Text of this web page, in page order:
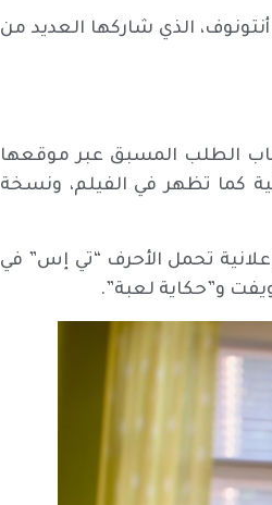
الذي شاركها العديد من
الطلب المسبق عبر موقعها
كما تظهر في الفيلم، ونسخة
تحمل الأحرف “تي إس” في
و”حكاية لعبة”.